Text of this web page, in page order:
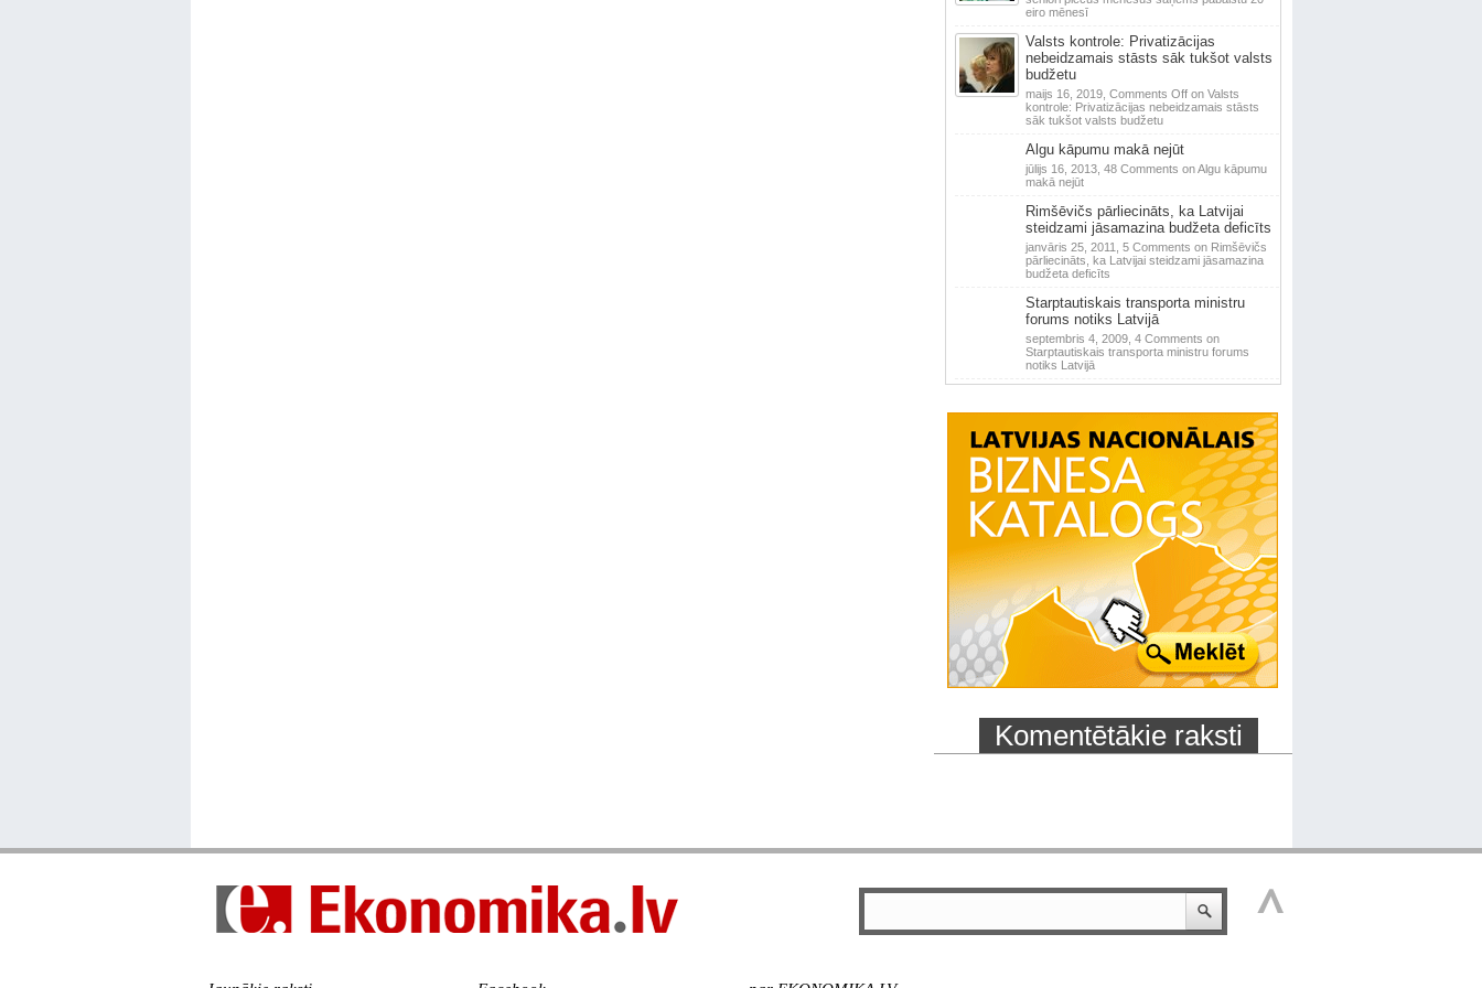
eiro mēnesī
Valsts kontrole: Privatizācijas
nebeidzamais stāsts sāk tukšot valsts
budžetu
maijs 16, 2019, Comments Offon Valsts
kontrole: Privatizācijas nebeidzamais stāsts
sāk tukšot valsts budžetu
Algu kāpumu makā nejūt
jūlijs 16, 2013, 48 Comments on Algu kāpumu
makā nejūt
Rimšēvičs pārliecināts, ka Latvijai
steidzami jāsamazina budžeta deficīts
janvāris 25, 2011, 5 Comments on Rimšēvičs
pārliecināts, ka Latvijai steidzami jāsamazina
budžeta deficīts
Starptautiskais transporta ministru
forums notiks Latvijā
septembris 4, 2009, 4 Comments on
Starptautiskais transporta ministru forums
notiks Latvijā
Komentētākie raksti